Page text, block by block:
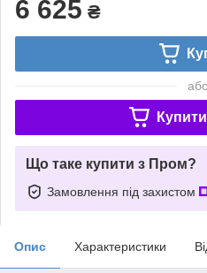
6 625 ₴
або
Що таке купити з Пром?
Замовлення під захистом
Опис Характеристики